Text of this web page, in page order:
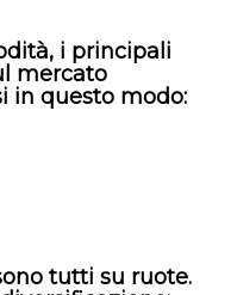
i principali
mercato
in questo modo:
tutti su ruote.